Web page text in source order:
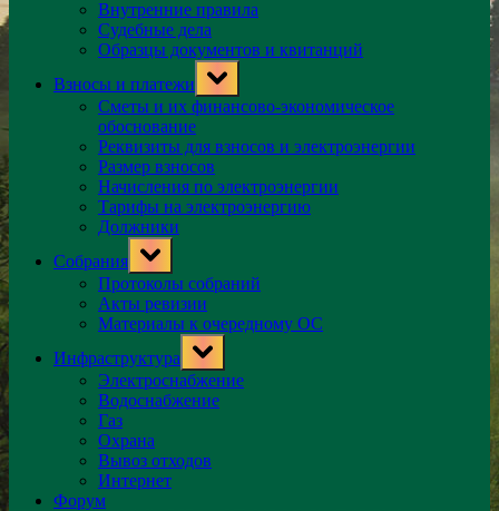
Внутренние правила
Судебные дела
Образцы документов и квитанций
Взносы и платежи
Toggle
sub-
menu
Сметы и их финансово-экономическое
обоснование
Реквизиты для взносов и электроэнергии
Размер взносов
Начисления по электроэнергии
Тарифы на электроэнергию
Должники
Собрания
Toggle
sub-
menu
Протоколы собраний
Акты ревизии
Материалы к очередному ОС
Инфраструктура
Toggle
sub-
menu
Электроснабжение
Водоснабжение
Газ
Охрана
Вывоз отходов
Интернет
Форум